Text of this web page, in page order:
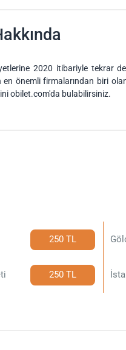
2020 itibariyle tekrar
önemli firmalarından biri
obilet.com'da bulabilirsiniz.
250 TL
250 TL